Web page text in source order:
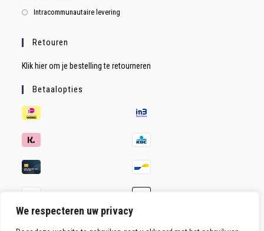
We respecteren uw privacy
Intracommunautaire levering
Retouren
Klik hier om je bestelling te retourneren
Betaalopties